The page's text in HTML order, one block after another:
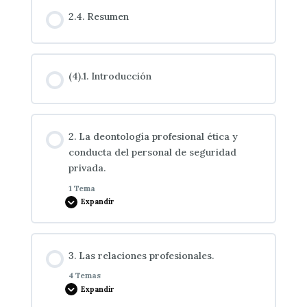
información como elemento imprescindible en
información y técnica disuasiva
La Observación como Fuente de Infromación y
Técnica Disuasiva
0% COMPLETADO
Métodos de Actuación
Fisiología del enfrentamiento en situación
crítica
El Atentado
2.4. Resumen
(4).1. Introducción
2. La deontología profesional ética y
conducta del personal de seguridad
privada.
1 Tema
Expandir
0% COMPLETADO 0/1 pasos
3. Las relaciones profesionales.
4 Temas
Expandir